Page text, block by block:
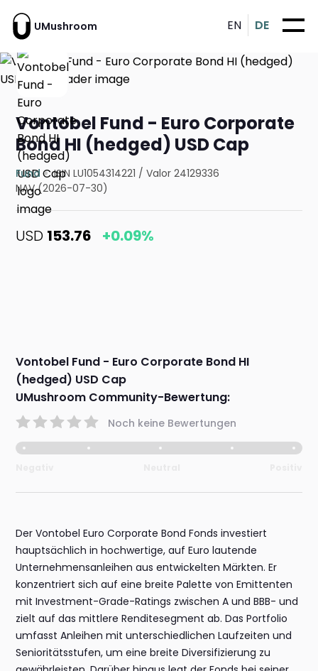
UMushroom EN DE
Vontobel Fund - Euro Corporate
Bond HI (hedged) USD Cap
Fund ISIN LU1054314221 /Valor 24129336
NAV (2026-07-30)
USD 153.76 +0.09%
Vontobel Fund - Euro Corporate Bond HI
(hedged) USD Cap
UMushroom Community-Bewertung:
Noch keine Bewertungen
Der Vontobel Euro Corporate Bond Fonds investiert
hauptsächlich in hochwertige, auf Euro lautende
Unternehmensanleihen aus entwickelten Märkten. Er
konzentriert sich auf eine breite Palette von Emittenten
mit Investment-Grade-Ratings zwischen A und BBB- und
zielt auf das mittlere Renditesegment ab. Das Portfolio
umfasst Anleihen mit unterschiedlichen Laufzeiten und
Senioritätsstufen, um eine breite Diversifizierung zu